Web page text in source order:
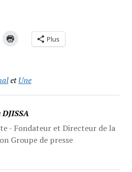
Plus
etUne
- Fondateur et Directeur de la
Groupe de presse